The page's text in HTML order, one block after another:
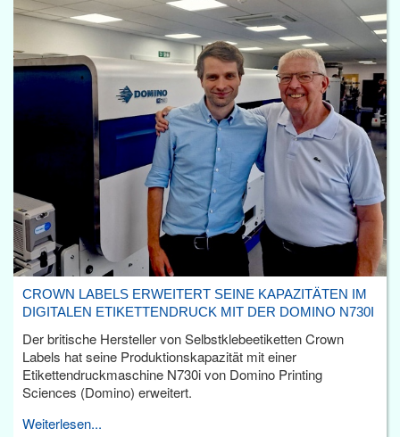
CROWN LABELS ERWEITERT SEINE KAPAZITÄTEN IM
DIGITALEN ETIKETTENDRUCK MIT DER DOMINO N730I
Der britische Hersteller von Selbstklebeetiketten Crown
Labels hat seine Produktionskapazität mit einer
Etikettendruckmaschine N730i von Domino Printing
Sciences (Domino) erweitert.
Weiterlesen...